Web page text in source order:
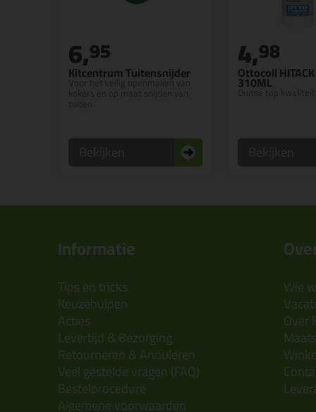
Kitcentrum Tuitensnijder
Voor het veilig openmaken van
6,95
Ottocoll
310ML
Duitse top kwaliteit
4,98
Informatie
Tips en tricks
Keuzehulpen
Acties
Levertijd & Bezorging
Retourneren & Annuleren
Veel gestelde vragen (FAQ)
Bestelprocedure
Algemene voorwaarden
Wie
Over